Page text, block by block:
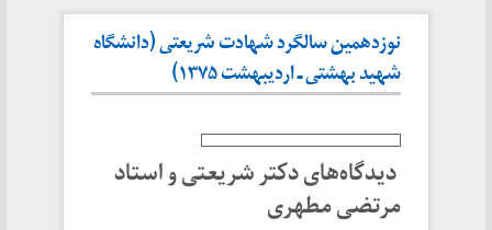
نوزدهمین سالگرد شهادت شریعتی (دانشگاه
شهید بهشتی ـ اردیبهشت ۱۳۷۵)
دیدگاه‌های دکتر شریعتی و استاد
مرتضی مطهری